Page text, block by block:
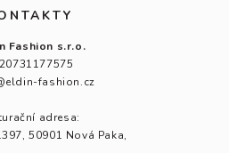
Fashion s.r.o.
fashion.cz
adresa:
50901 Nová Paka,